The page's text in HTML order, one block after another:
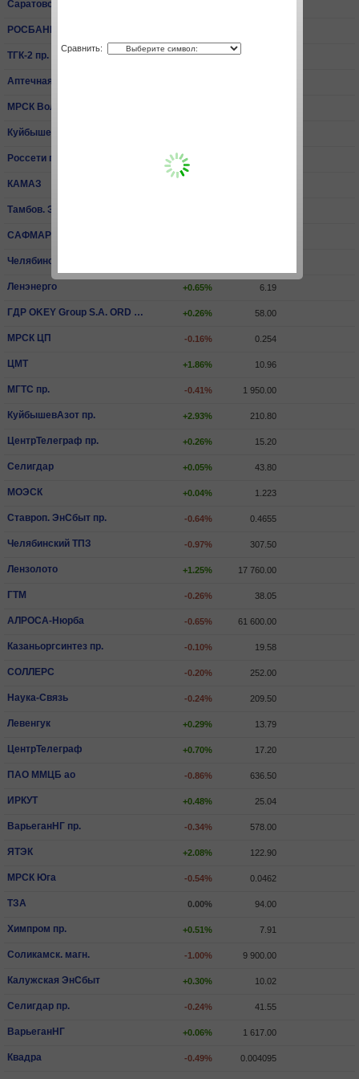
Саратовский НПЗ пр.
РОСБАНК
ТГК-2 пр. +0.59%
Аптечная сеть 36,6
МРСК Волги
КуйбышевАзот
Россети пр. -1.06%
КАМАЗ
Тамбов. ЭнСбыт
Челябинский МК
Ленэнерго +0.65% 6.19
ГДР OKEY Group S.A. ORD SHS +0.26% 58.00
МРСК ЦП -0.16% 0.254
ЦМТ +1.86% 10.96
МГТС пр. -0.41% 1 950.00
КуйбышевАзот пр. +2.93% 210.80
ЦентрТелеграф пр. +0.26% 15.20
Селигдар +0.05% 43.80
МОЭСК +0.04% 1.223
Ставроп. ЭнСбыт пр. -0.64% 0.4655
Челябинский ТПЗ -0.97% 307.50
Лензолото +1.25% 17 760.00
ГТМ -0.26% 38.05
АЛРОСА-Нюрба -0.65% 61 600.00
Казаньоргсинтез пр. -0.10% 19.58
СОЛЛЕРС -0.20% 252.00
Наука-Связь -0.24% 209.50
Левенгук +0.29% 13.79
ЦентрТелеграф +0.70% 17.20
ПАО ММЦБ ао -0.86% 636.50
ИРКУТ +0.48% 25.04
ВарьеганHГ пр. -0.34% 578.00
ЯТЭК +2.08% 122.90
МРСК Юга -0.54% 0.0462
ТЗА 0.00% 94.00
Химпром пр. +0.51% 7.91
Соликамск. магн. -1.00% 9 900.00
Калужская ЭнСбыт +0.30% 10.02
Селигдар пр. -0.24% 41.55
ВарьеганHГ +0.06% 1 617.00
Квадра -0.49% 0.004095
Сравнить: